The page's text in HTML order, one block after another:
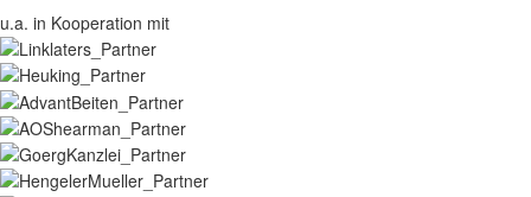
u.a. in Kooperation mit